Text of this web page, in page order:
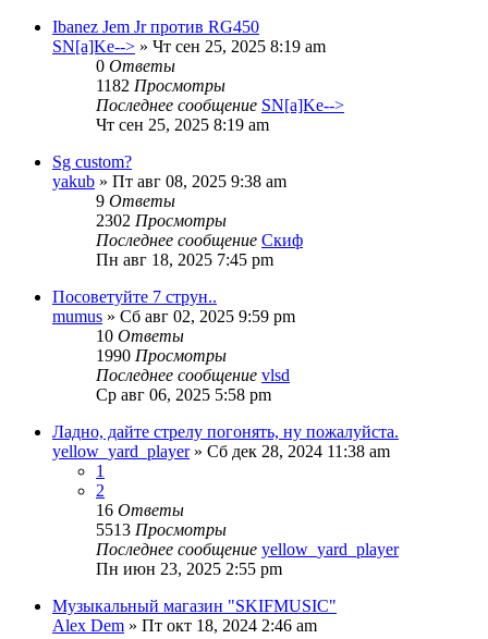
Ibanez Jem Jr против RG450
SN[a]Ke--> » Чт сен 25, 2025 8:19 am
0 Ответы
1182 Просмотры
Последнее сообщение SN[a]Ke-->
Чт сен 25, 2025 8:19 am
Sg custom?
yakub » Пт авг 08, 2025 9:38 am
9 Ответы
2302 Просмотры
Последнее сообщение Скиф
Пн авг 18, 2025 7:45 pm
Посоветуйте 7 струн..
mumus » Сб авг 02, 2025 9:59 pm
10 Ответы
1990 Просмотры
Последнее сообщение vlsd
Ср авг 06, 2025 5:58 pm
Ладно, дайте стрелу погонять, ну пожалуйста.
yellow_yard_player» Сб дек 28, 2024 11:38 am
1
2
16 Ответы
5513 Просмотры
Последнее сообщение yellow_yard_player
Пн июн 23, 2025 2:55 pm
Музыкальный магазин "SKIFMUSIC"
Alex Dem » Пт окт 18, 2024 2:46 am